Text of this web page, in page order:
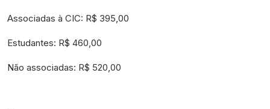
Associadas à CIC: R$ 395,00
Estudantes: R$ 460,00
Não associadas: R$ 520,00